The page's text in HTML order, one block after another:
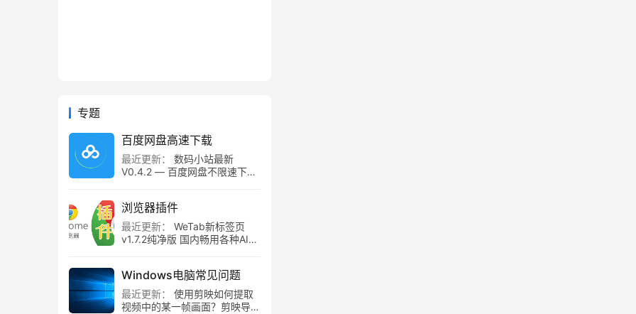
专题
百度网盘高速下载
最近更新：
数码小站最新
V0.4.2 — 百度网盘不限速下载
浏览器插件
最近更新：
WeTab新标签页
v1.7.2纯净版 国内畅用各种AI组
Windows电脑常见问题
最近更新：
使用剪映如何提取
视频中的某一帧画面？剪映导出